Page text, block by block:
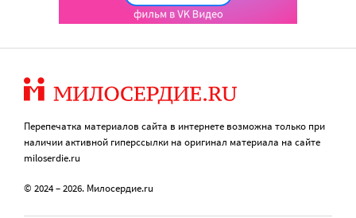
Перепечатка материалов сайта в интернете возможна только при
наличии активной гиперссылки на оригинал материала на сайте
miloserdie.ru
© 2024 – 2026. Милосердие.ru